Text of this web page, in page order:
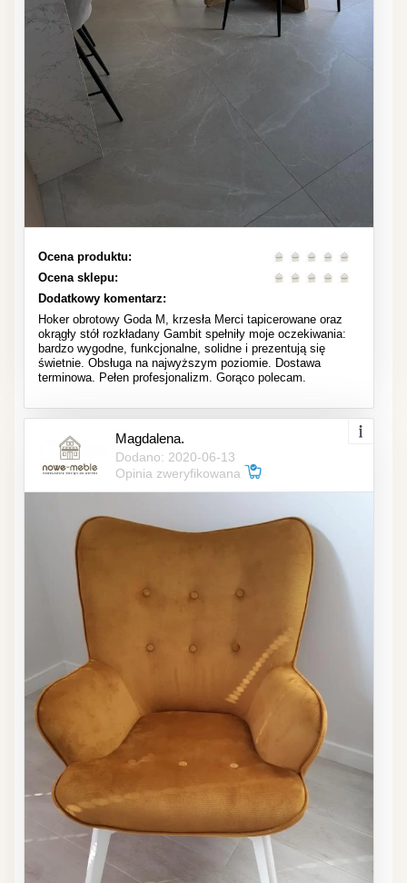
Ocena produktu:
Ocena sklepu:
Dodatkowy komentarz:
Hoker obrotowy Goda M, krzesła Merci tapicerowane oraz
okrągły stół rozkładany Gambit spełniły moje oczekiwania:
bardzo wygodne, funkcjonalne, solidne i prezentują się
świetnie. Obsługa na najwyższym poziomie. Dostawa
terminowa. Pełen profesjonalizm. Gorąco polecam.
Magdalena.
Dodano: 2020-06-13
Opinia zweryfikowana